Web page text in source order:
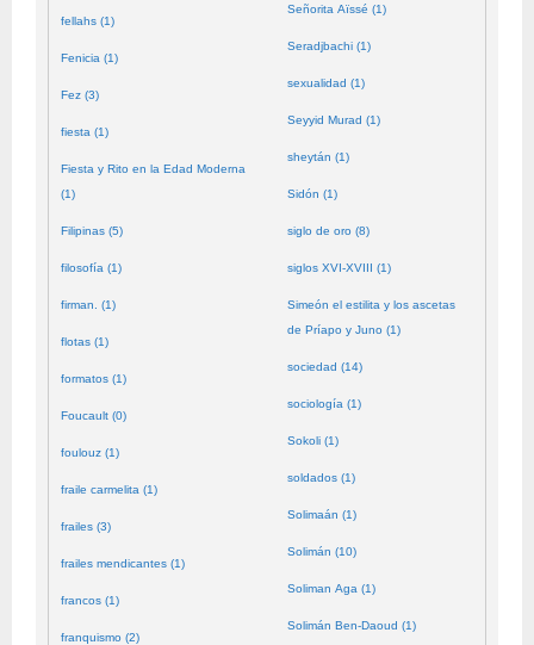
fellahs (1)
Fenicia (1)
Fez (3)
fiesta (1)
Fiesta y Rito en la Edad Moderna
(1)
Filipinas (5)
filosofía (1)
firman. (1)
flotas (1)
formatos (1)
Foucault (0)
foulouz (1)
fraile carmelita (1)
frailes (3)
frailes mendicantes (1)
francos (1)
franquismo (2)
Señorita Aïssé (1)
Seradjbachi (1)
sexualidad (1)
Seyyid Murad (1)
sheytán (1)
Sidón (1)
siglo de oro (8)
siglos XVI-XVIII (1)
Simeón el estilita y los ascetas
de Príapo y Juno (1)
sociedad (14)
sociología (1)
Sokoli (1)
soldados (1)
Solimaán (1)
Solimán (10)
Soliman Aga (1)
Solimán Ben-Daoud (1)